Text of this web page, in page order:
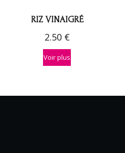
RIZ VINAIGRÉ
2.50 €
Voir plus